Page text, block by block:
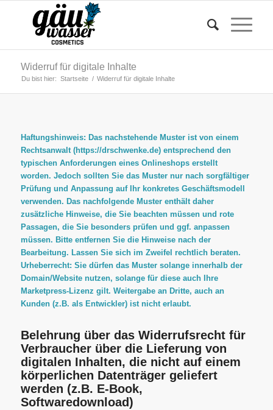
Widerruf für digitale Inhalte
Du bist hier: Startseite / Widerruf für digitale Inhalte
Haftungshinweis: Das nachstehende Muster ist von einem
Rechtsanwalt (https://drschwenke.de) entsprechend den
typischen Anforderungen eines Onlineshops erstellt
worden. Jedoch sollten Sie das Muster nur nach sorgfältiger
Prüfung und Anpassung auf Ihr konkretes Geschäftsmodell
verwenden. Das nachfolgende Muster enthält daher
zusätzliche Hinweise, die Sie beachten müssen und rote
Passagen, die Sie besonders prüfen und ggf. anpassen
müssen. Bitte entfernen Sie die Hinweise nach der
Bearbeitung. Lassen Sie sich im Zweifel rechtlich beraten.
Urheberrecht: Sie dürfen das Muster solange innerhalb der
Domain/Website nutzen, solange für diese auch Ihre
Marketpress-Lizenz gilt. Weitergabe an Dritte, auch an
Kunden (z.B. als Entwickler) ist nicht erlaubt.
Belehrung über das Widerrufsrecht für
Verbraucher über die Lieferung von
digitalen Inhalten, die nicht auf einem
körperlichen Datenträger geliefert
werden (z.B. E-Book,
Softwaredownload)